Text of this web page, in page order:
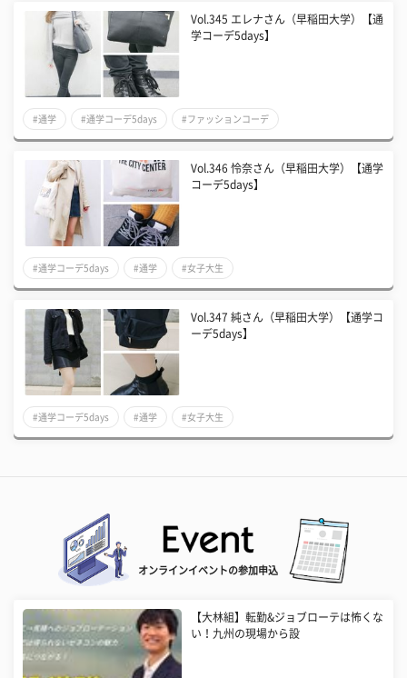
Vol.345 エレナさん（早稲田大学）【通
学コーデ5days】
#通学 #通学コーデ5days #ファッションコーデ
Vol.346 怜奈さん（早稲田大学）【通学
コーデ5days】
#通学コーデ5days #通学 #女子大生
Vol.347 純さん（早稲田大学）【通学コ
ーデ5days】
#通学コーデ5days #通学 #女子大生
オンラインイベントの参加申込
【大林組】転勤&ジョブローテは怖くな
い！九州の現場から設